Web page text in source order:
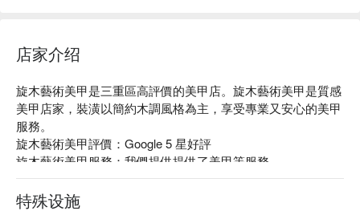
店家介绍
旋木藝術美甲是三重區高評價的美甲店。旋木藝術美甲是質感
美甲店家，裝潢以簡約木調風格為主，享受專業又安心的美甲
服務。
旋木藝術美甲評價：Google 5 星好評
旋木藝術美甲服務：我們提供提供了美甲等服務
旋木藝術美甲推薦：專業團隊會依照每個人不同的狀態，提供
專業且客製化的服務，評估、建議，讓你變的漂漂亮亮。
旋木藝術美甲預約、旋木藝術美甲價格、旋木藝術美甲優惠立
特殊设施